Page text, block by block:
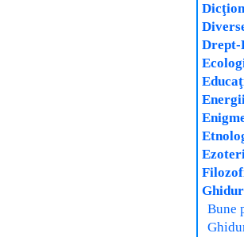
Drept-
Bune